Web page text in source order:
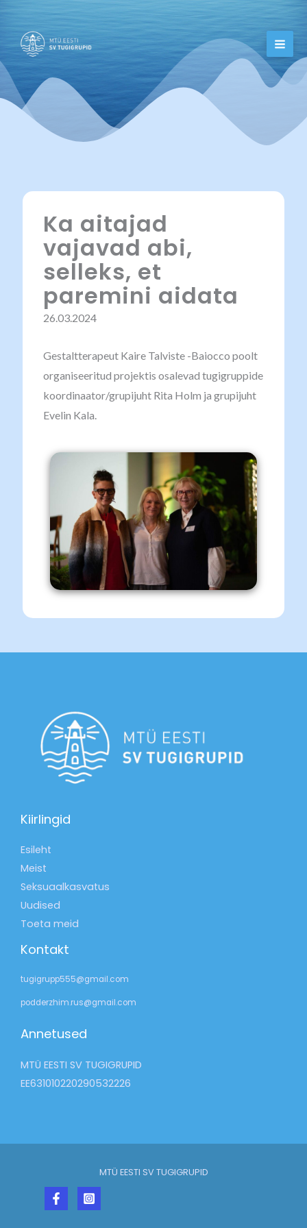
Skip
content
Ka aitajad
vajavad abi,
selleks, et
paremini aidata
26.03.2024
Gestaltterapeut Kaire Talviste -Baiocco poolt
organiseeritud projektis osalevad tugigruppide
koordinaator/grupijuht Rita Holm ja grupijuht
Evelin Kala.
Kiirlingid
Esileht
Meist
Seksuaalkasvatus
Uudised
Toeta meid
Kontakt
tugigrupp555@gmail.com
podderzhim.rus@gmail.com
Annetused
MTÜ EESTI SV TUGIGRUPID
EE631010220290532226
MTÜ EESTI SV TUGIGRUPID